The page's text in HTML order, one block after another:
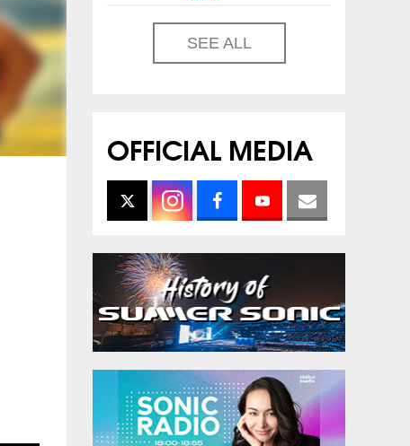
SEE ALL
OFFICIAL MEDIA